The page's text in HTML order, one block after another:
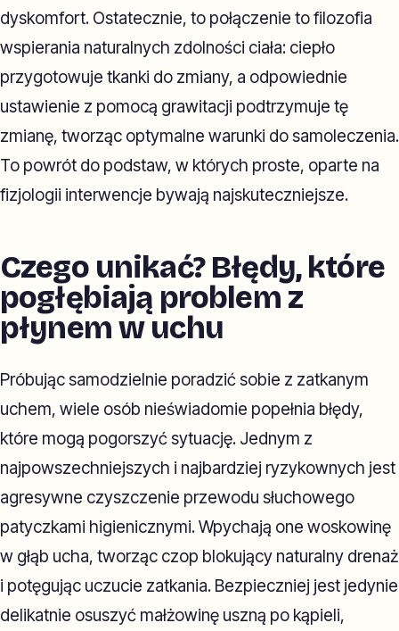
dyskomfort. Ostatecznie, to połączenie to filozofia
wspierania naturalnych zdolności ciała: ciepło
przygotowuje tkanki do zmiany, a odpowiednie
ustawienie z pomocą grawitacji podtrzymuje tę
zmianę, tworząc optymalne warunki do samoleczenia.
To powrót do podstaw, w których proste, oparte na
fizjologii interwencje bywają najskuteczniejsze.
Czego unikać? Błędy, które
pogłębiają problem z
płynem w uchu
Próbując samodzielnie poradzić sobie z zatkanym
uchem, wiele osób nieświadomie popełnia błędy,
które mogą pogorszyć sytuację. Jednym z
najpowszechniejszych i najbardziej ryzykownych jest
agresywne czyszczenie przewodu słuchowego
patyczkami higienicznymi. Wpychają one woskowinę
w głąb ucha, tworząc czop blokujący naturalny drenaż
i potęgując uczucie zatkania. Bezpieczniej jest jedynie
delikatnie osuszyć małżowinę uszną po kąpieli,